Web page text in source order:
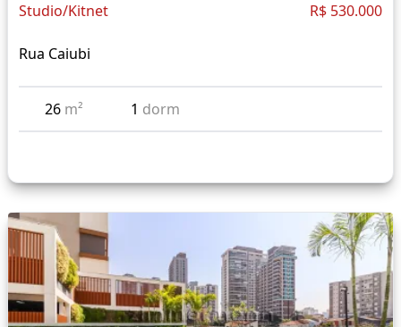
Studio/Kitnet R$ 530.000
Rua Caiubi
26 m² 1 dorm